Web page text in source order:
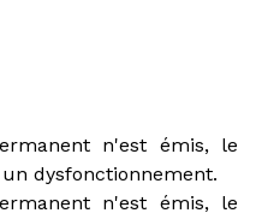
n'est émis, le
dysfonctionnement.
n'est émis, le